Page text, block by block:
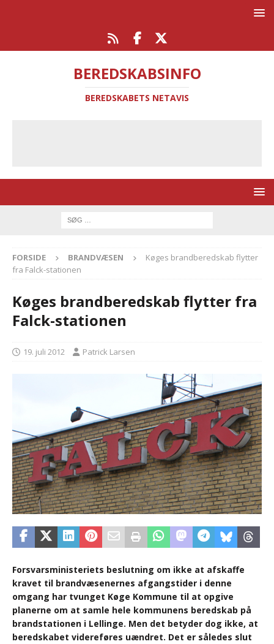
BEREDSKABSINFO
BEREDSKABETS NETAVIS
FORSIDE BRANDVÆSEN
Køges brandberedskab flytter
fra Falck-stationen
Køges brandberedskab flytter fra
Falck-stationen
19. juli 2012 Patrick Larsen
Forsvarsministeriets beslutning om ikke at afskaffe
kravet til brandvæsenernes afgangstider i denne
omgang har tvunget Køge Kommune til at opgive
planerne om at samle hele kommunens beredskab på
brandstationen i Lellinge. Men det betyder dog ikke, at
beredskabet videreføres uændret. Det er således slut